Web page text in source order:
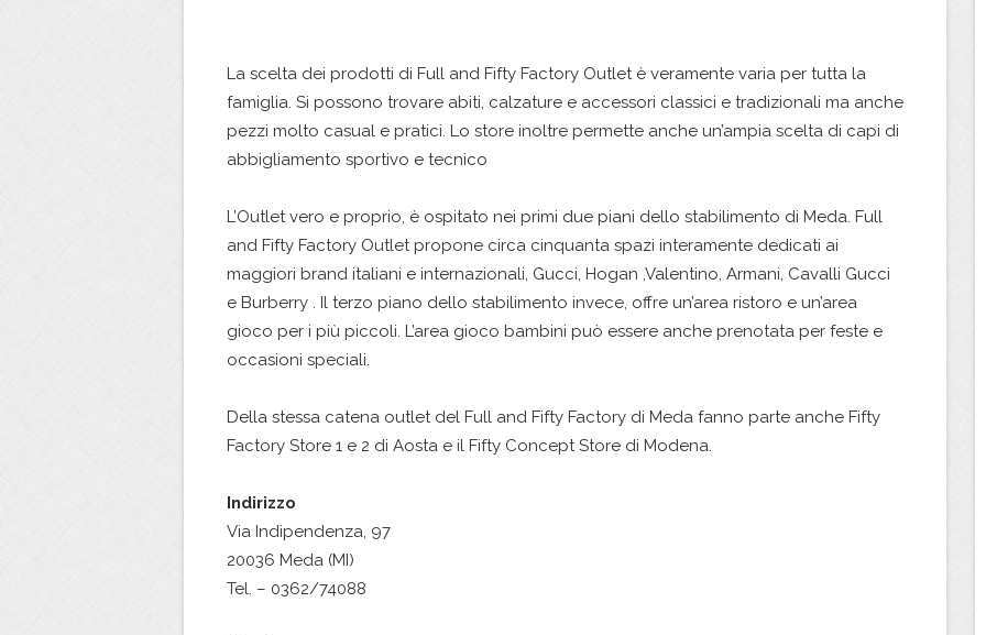
La scelta dei prodotti di Full and Fifty Factory Outlet è veramente varia per tutta la
famiglia. Si possono trovare abiti, calzature e accessori classici e tradizionali ma anche
pezzi molto casual e pratici. Lo store inoltre permette anche un’ampia scelta di capi di
abbigliamento sportivo e tecnico
L’Outlet vero e proprio, è ospitato nei primi due piani dello stabilimento di Meda. Full
and Fifty Factory Outlet propone circa cinquanta spazi interamente dedicati ai
maggiori brand italiani e internazionali, Gucci, Hogan ,Valentino, Armani, Cavalli Gucci
e Burberry . Il terzo piano dello stabilimento invece, offre un’area ristoro e un’area
gioco per i più piccoli. L’area gioco bambini può essere anche prenotata per feste e
occasioni speciali.
Della stessa catena outlet del Full and Fifty Factory di Meda fanno parte anche Fifty
Factory Store 1 e 2 di Aosta e il Fifty Concept Store di Modena.
Indirizzo
Via Indipendenza, 97
20036 Meda (MI)
Tel. – 0362/74088